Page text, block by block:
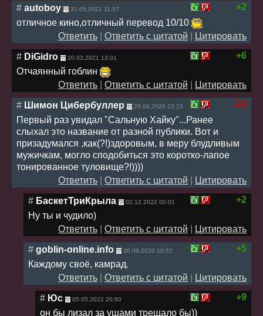
+2
# autoboy 31.05.2021 11:57
отличное кино,отличный перевод 10/10
Ответить
Ответить с цитатой
Цитировать
+6
# DiGidro 20.03.2021 13:01
Отчаянный гоблин
Ответить
Ответить с цитатой
Цитировать
-22
# Шимон Цибербуллер 29.09.2020 23:23
Первый раз увидал "Сальную Хайку"...Ранее
слыхал это название от разной публики. Вот и
призадумался ,как(?!)здоровым, в меру блудливым
мужичкам, могло сподобиться это коротко-лапое
тонированное туловище?!))))
Ответить
Ответить с цитатой
Цитировать
+2
# БаскетТриКрыла 02.12.2022 00:01
Ну ты и чудило)
Ответить
Ответить с цитатой
Цитировать
+5
# goblin-online.info 30.09.2020 10:52
Каждому своё, камрад.
Ответить
Ответить с цитатой
Цитировать
+9
# Юс 05.05.2022 20:50
он бы лизал за ушами трещало бы))